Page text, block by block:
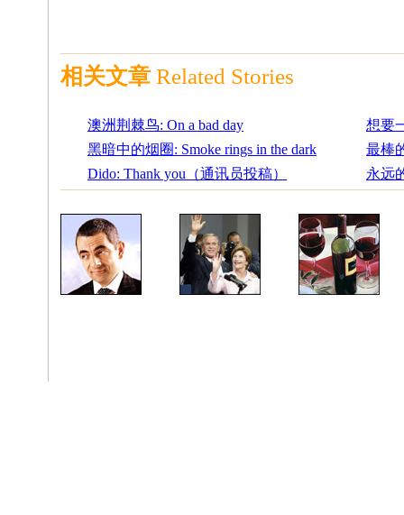
相关文章 Related Stories
澳洲荆棘鸟: On a bad day
想要
黑暗中的烟圈: Smoke rings in the dark
最棒
Dido: Thank you（通讯员投稿）
永远